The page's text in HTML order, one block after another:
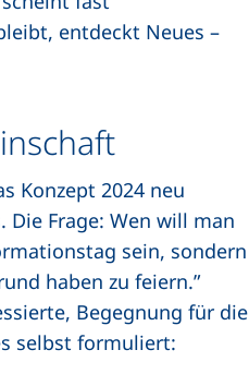
entdeckt Neues –
Konzept 2024 neu
Frage: Wen will man
sein, sondern
haben zu feiern.”
Begegnung für die
selbst formuliert: